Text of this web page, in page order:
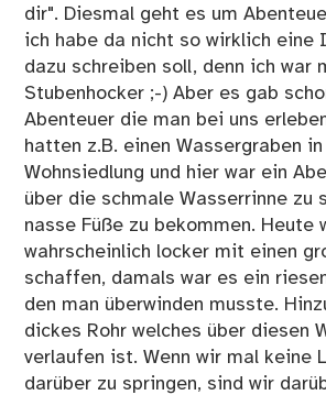
dir". Diesmal geht es um
ich habe da nicht so wirklich eine
dazu schreiben soll, denn ich war
Stubenhocker ;-) Aber es gab
Abenteuer die man bei uns
hatten z.B. einen Wassergraben
Wohnsiedlung und hier war ein
über die schmale Wasserrinne zu
nasse Füße zu bekommen. Heute
wahrscheinlich locker mit einen
schaffen, damals war es ein
den man überwinden musste.
dickes Rohr welches über diesen
verlaufen ist. Wenn wir mal keine
darüber zu springen, sind wir